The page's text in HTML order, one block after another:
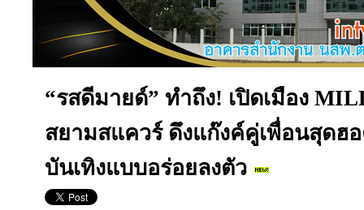
“รสดีมายด์” ทำถึง! เปิดเมือง
สยามสแควร์ ดึงแก๊งค์คู่เพื่อนสุดฮ
บันเทิงแบบอร่อยลงตัว